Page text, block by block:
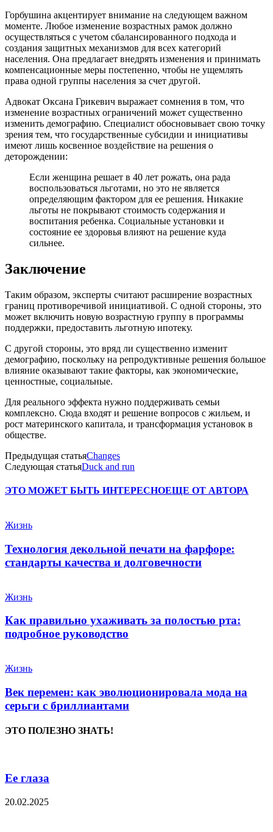
Горбушина акцентирует внимание на следующем важном
моменте. Любое изменение возрастных рамок должно
осуществляться с учетом сбалансированного подхода и
создания защитных механизмов для всех категорий
населения. Она предлагает внедрять изменения и принимать
компенсационные меры постепенно, чтобы не ущемлять
права одной группы населения за счет другой.
Адвокат Оксана Грикевич выражает сомнения в том, что
изменение возрастных ограничений может существенно
изменить демографию. Специалист обосновывает свою точку
зрения тем, что государственные субсидии и инициативы
имеют лишь косвенное воздействие на решения о
деторождении:
Если женщина решает в 40 лет рожать, она рада
воспользоваться льготами, но это не является
определяющим фактором для ее решения. Никакие
льготы не покрывают стоимость содержания и
воспитания ребенка. Социальные установки и
состояние ее здоровья влияют на решение куда
сильнее.
Заключение
Таким образом, эксперты считают расширение возрастных
границ противоречивой инициативой. С одной стороны, это
может включить новую возрастную группу в программы
поддержки, предоставить льготную ипотеку.
С другой стороны, это вряд ли существенно изменит
демографию, поскольку на репродуктивные решения большое
влияние оказывают такие факторы, как экономические,
ценностные, социальные.
Для реального эффекта нужно поддерживать семьи
комплексно. Сюда входят и решение вопросов с жильем, и
рост материнского капитала, и трансформация установок в
обществе.
Предыдущая статьяChanges
Следующая статьяDuck and run
ЭТО МОЖЕТ БЫТЬ ИНТЕРЕСНОЕЩЕ ОТ АВТОРА
Жизнь
Технология декольной печати на фарфоре:
стандарты качества и долговечности
Жизнь
Как правильно ухаживать за полостью рта:
подробное руководство
Жизнь
Век перемен: как эволюционировала мода на
серьги с бриллиантами
ЭТО ПОЛЕЗНО ЗНАТЬ!
Ее глаза
20.02.2025